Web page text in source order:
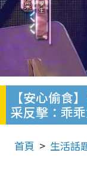
【安心偷食
采反擊：乖
首頁 生活話